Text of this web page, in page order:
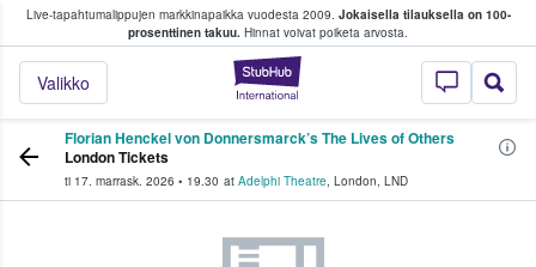
Live-tapahtumalippujen markkinapaikka vuodesta 2009. Jokaisella tilauksella on 100-
prosenttinen takuu. Hinnat voivat poiketa arvosta.
StubHub -
Valikko
fanit ostavat ja myyvät lippuja
Florian Henckel von Donnersmarck’s The Lives of Others
London Tickets
ti 17. marrask. 2026 • 19.30 at Adelphi Theatre, London, LND